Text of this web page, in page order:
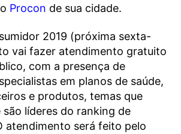
Procon de sua cidade.
2019 (próxima sexta-
vai fazer atendimento gratuito
com a presença de
em planos de saúde,
e produtos, temas que
líderes do ranking de
atendimento será feito pelo